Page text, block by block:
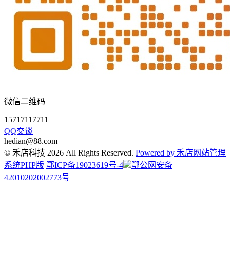
微信二维码
15717117711
QQ交谈
hedian@88.com
© 禾店科技 2026 All Rights Reserved. Powered by 禾店网站管理
系统PHP版 鄂ICP备19023619号-4
鄂公网安备
42010202002773号